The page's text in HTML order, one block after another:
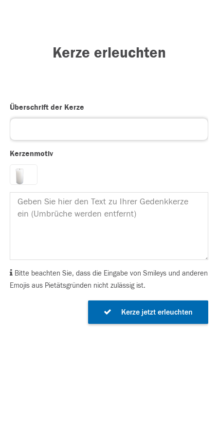
Kerze erleuchten
Überschrift der Kerze
Kerzenmotiv
Bitte beachten Sie, dass die Eingabe von Smileys und anderen
Emojis aus Pietätsgründen nicht zulässig ist.
Kerze jetzt erleuchten